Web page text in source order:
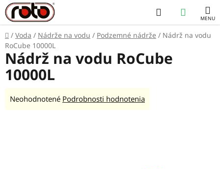
Prejsť
na
obsah
Hľadať
KOŠÍK
Domov
/ Voda / Nádrže na vodu / Podzemné nádrže / Nádrž na vodu
RoCube 10000L
Nádrž na vodu RoCube
10000L
Priemerné
Neohodnotené Podrobnosti hodnotenia